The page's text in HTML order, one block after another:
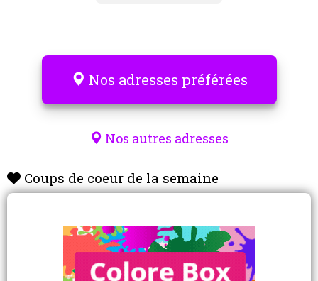
Nos adresses préférées
Nos autres adresses
Coups de coeur de la semaine